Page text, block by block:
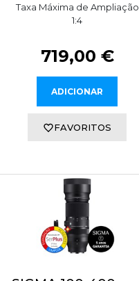
Taxa Máxima de Ampliação
1:4
719,00 €
ADICIONAR
FAVORITOS